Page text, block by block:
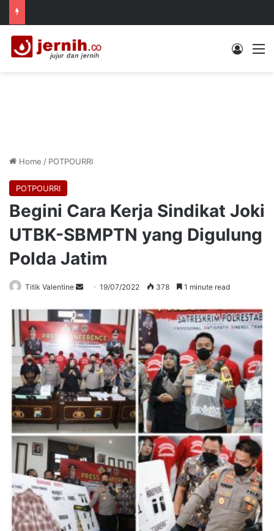
Log In
Home / POTPOURRI
POTPOURRI
Begini Cara Kerja Sindikat Joki
UTBK-SBMPTN yang Digulung
Polda Jatim
Titik Valentine
Send
email
19/07/2022 378 1 minute read